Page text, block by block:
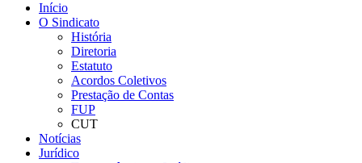
Início
O Sindicato
História
Diretoria
Estatuto
Acordos Coletivos
Prestação de Contas
FUP
CUT
Notícias
Jurídico